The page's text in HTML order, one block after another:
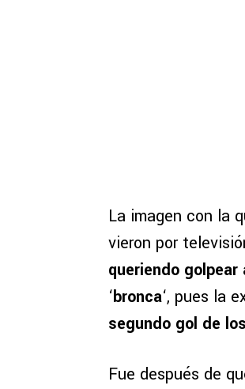
La imagen con la
vieron por
queriendo golpear
‘bronca‘, pues la
segundo gol de
Fue después de